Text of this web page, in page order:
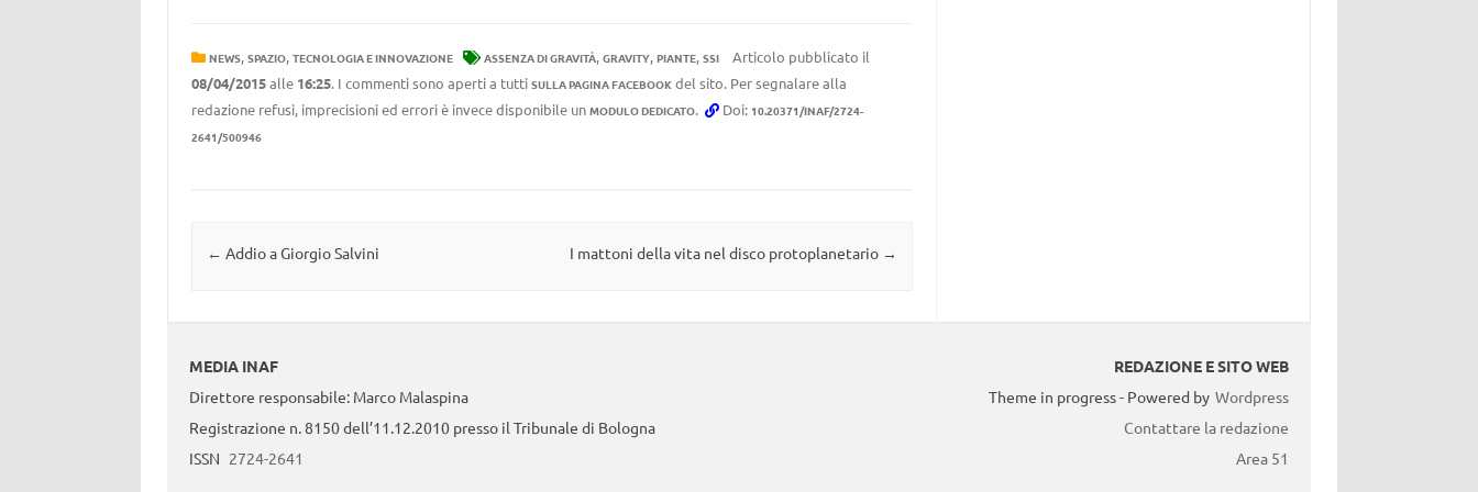
NEWS, SPAZIO, TECNOLOGIA E INNOVAZIONE ASSENZA DI GRAVITÀ, GRAVITY, PIANTE, SSI
Articolo pubblicato il
08/04/2015alle 16:25. I commenti sono aperti a tutti SULLA PAGINA FACEBOOKdel sito. Per segnalare alla
redazione refusi, imprecisioni ed errori è invece disponibile un MODULO DEDICATO. Doi: 10.20371/INAF/2724-
2641/500946
Navigazione articolo
← Addio a Giorgio Salvini I mattoni della vita nel disco protoplanetario →
MEDIA INAF
Direttore responsabile: Marco Malaspina
Registrazione n. 8150 dell’11.12.2010 presso il Tribunale di Bologna
ISSN 2724-2641
REDAZIONE E SITO WEB
Theme in progress - Powered by Wordpress
Contattare la redazione
Area 51